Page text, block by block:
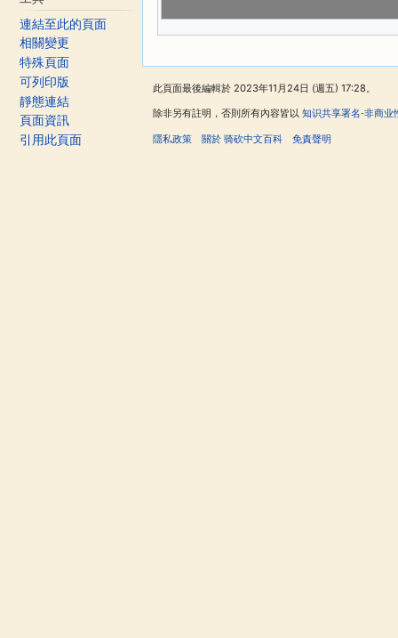
連結至此的頁面
相關變更
特殊頁面
可列印版
靜態連結
頁面資訊
引用此頁面
此頁面最後編輯於 2023年11月24日 (週五) 17:28。
除非另有註明，否則所有內容皆以 知识共享署名-非商业
隱私政策 關於 骑砍中文百科 免責聲明